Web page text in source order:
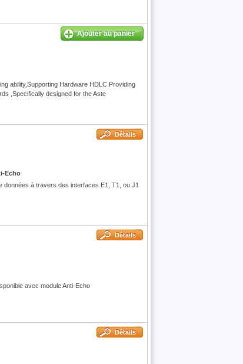
Ajouter au panier
ability,Supporting Hardware HDLC.Providing
,Specifically designed for the Aste
Détails
Echo
données à travers des interfaces E1, T1, ou J1
Détails
avec module Anti-Echo
Détails